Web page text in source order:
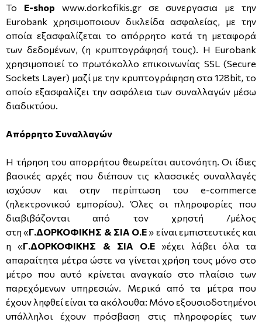
Το E-shop www.dorkofikis.gr
σε συνεργασια με την
Eurobank χρησιμοποιουν δικλείδα ασφαλείας, με την
οποία εξασφαλίζεται το απόρρητο κατά τη μεταφορά
των δεδομένων, (η κρυπτογράφησή τους). Η Eurobank
χρησιμοποιεί το πρωτόκολλο επικοινωνίας SSL (Secure
Sockets Layer) μαζί με την κρυπτογράφηση στα 128bit, το
οποίο εξασφαλίζει την ασφάλεια των συναλλαγών μέσω
διαδικτύου.
Απόρρητο Συναλλαγών
Η τήρηση του απορρήτου θεωρείται αυτονόητη. Οι ίδιες
βασικές αρχές που διέπουν τις κλασσικές συναλλαγές
ισχύουν και στην περίπτωση του e-commerce
(ηλεκτρονικού εμπορίου). Όλες οι πληροφορίες που
διαβιβάζονται από τον χρηστή /μέλος
στη «Γ.ΔΟΡΚΟΦΙΚΗΣ & ΣΙΑ Ο.Ε» είναι εμπιστευτικές και
η «Γ.ΔΟΡΚΟΦΙΚΗΣ & ΣΙΑ Ο.Ε»έχει λάβει όλα τα
απαραίτητα μέτρα ώστε να γίνεται χρήση τους μόνο στο
μέτρο που αυτό κρίνεται αναγκαίο στο πλαίσιο των
παρεχόμενων υπηρεσιών. Μερικά από τα μέτρα που
έχουν ληφθεί είναι τα ακόλουθα: Μόνο εξουσιοδοτημένοι
υπάλληλοι έχουν πρόσβαση στις πληροφορίες των